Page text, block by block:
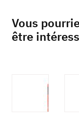
Vous
être